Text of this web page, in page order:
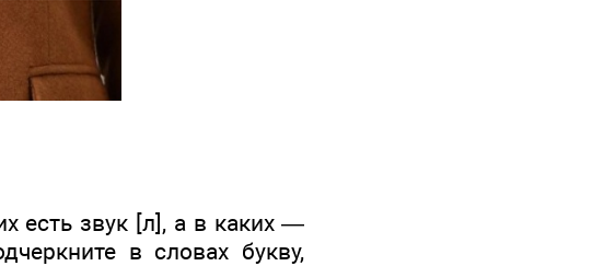
есть звук [л], а в каких —
в словах букву,